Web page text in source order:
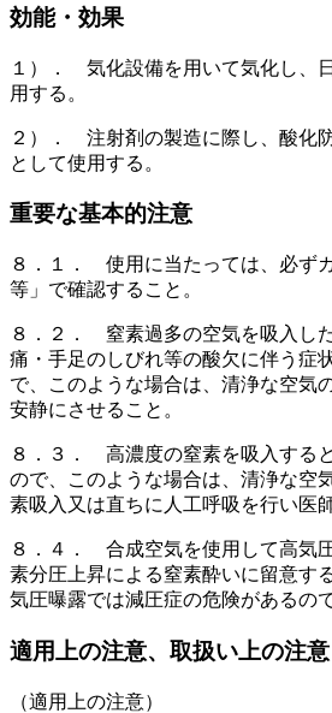
効能・効果
１）． 気化設備を用いて気化し、
用する。
２）． 注射剤の製造に際し、酸化
として使用する。
重要な基本的注意
８．１． 使用に当たっては、必ず
等」で確認すること。
８．２． 窒素過多の空気を吸入し
痛・手足のしびれ等の酸欠に伴う症
で、このような場合は、清浄な空気
安静にさせること。
８．３． 高濃度の窒素を吸入する
ので、このような場合は、清浄な空
素吸入又は直ちに人工呼吸を行い医
８．４． 合成空気を使用して高気
素分圧上昇による窒素酔いに留意す
気圧曝露では減圧症の危険があるの
適用上の注意、取扱い上の注意
（適用上の注意）